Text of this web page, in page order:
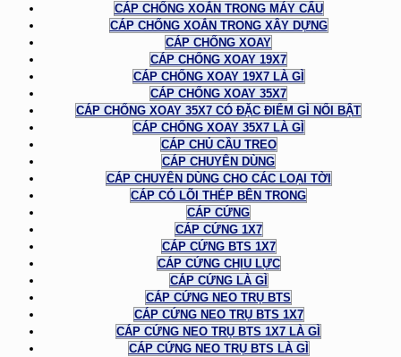
CÁP CHỐNG XOẮN TRONG MÁY CẨU
CÁP CHỐNG XOẮN TRONG XÂY DỰNG
CÁP CHỐNG XOAY
CÁP CHỐNG XOAY 19X7
CÁP CHỐNG XOAY 19X7 LÀ GÌ
CÁP CHỐNG XOAY 35X7
CÁP CHỐNG XOAY 35X7 CÓ ĐẶC ĐIỂM GÌ NỔI BẬT
CÁP CHỐNG XOAY 35X7 LÀ GÌ
CÁP CHỦ CẦU TREO
CÁP CHUYÊN DÙNG
CÁP CHUYÊN DÙNG CHO CÁC LOẠI TỜI
CÁP CÓ LÕI THÉP BÊN TRONG
CÁP CỨNG
CÁP CỨNG 1X7
CÁP CỨNG BTS 1X7
CÁP CỨNG CHỊU LỰC
CÁP CỨNG LÀ GÌ
CÁP CỨNG NEO TRỤ BTS
CÁP CỨNG NEO TRỤ BTS 1X7
CÁP CỨNG NEO TRỤ BTS 1X7 LÀ GÌ
CÁP CỨNG NEO TRỤ BTS LÀ GÌ